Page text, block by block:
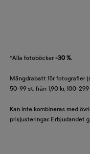
*Alla fotoböcker -30 %.
Mängdrabatt för fotografier
50-99 st. från 1,90 kr, 100-
Kan inte kombineras med
prisjusteringar. Erbjudandet